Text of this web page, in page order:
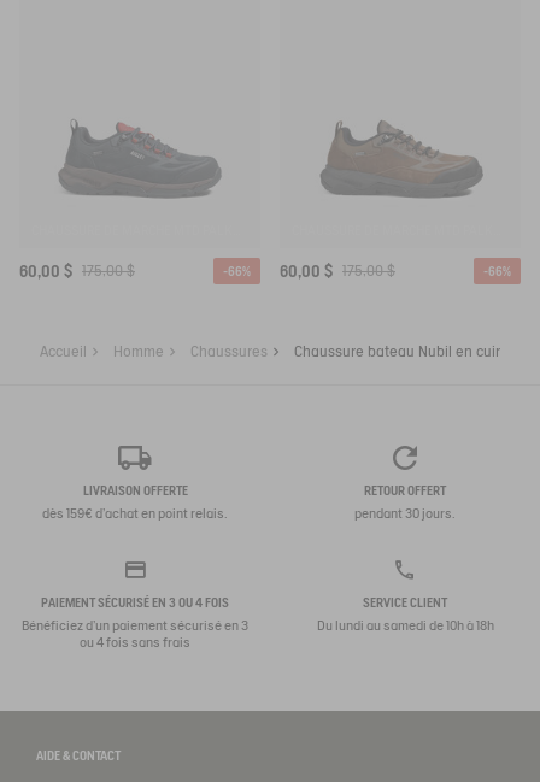
60,00 $ 175,00 $ -66% 60,00 $ 175,00 $ -66%
Accueil Homme Chaussures Chaussure bateau Nubil en cuir
LIVRAISON OFFERTE
dès 159€ d'achat en point relais.
RETOUR OFFERT
pendant 30 jours.
PAIEMENT SÉCURISÉ EN 3 OU 4 FOIS
Bénéficiez d'un paiement sécurisé en 3
ou 4 fois sans frais
SERVICE CLIENT
Du lundi au samedi de 10h à 18h
AIDE & CONTACT